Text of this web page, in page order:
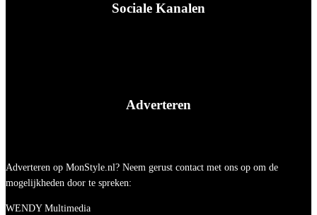
Sociale Kanalen
Adverteren
Adverteren op MonStyle.nl? Neem gerust contact met ons op om de
mogelijkheden door te spreken:
WENDY Multimedia